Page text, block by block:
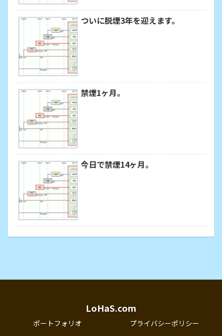
ついに脱煙3年を迎えます。
禁煙1ヶ月。
今日で禁煙14ヶ月。
LoHaS.com
ポートフォリオ
プライバシーポリシー